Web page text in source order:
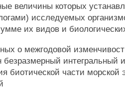
величины которых
исследуемых
их видов и
о межгодовой
безразмерный интегральный
биотической части